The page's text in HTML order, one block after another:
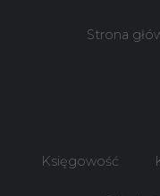
Strona
Księgowość